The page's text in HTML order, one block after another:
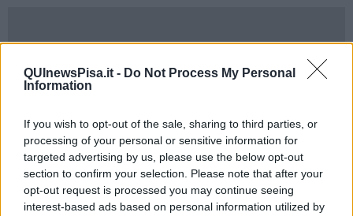
QUInewsPisa.it - Do Not Process My Personal
Information
If you wish to opt-out of the sale, sharing to third parties, or
processing of your personal or sensitive information for
targeted advertising by us, please use the below opt-out
section to confirm your selection. Please note that after your
opt-out request is processed you may continue seeing
interest-based ads based on personal information utilized by
PISA —Centinaia di persone sono scese in piazza in città
presidio si è svolto nel pomeriggio del 2 Marzo,dopo i
bombardamenti congiunti su Teheran del 28 Febbraio, che
secondo i promotori segnano una nuova fase di escalation in Medio
Oriente.
Neglistriscionicomparsi si legge: "no all'aggressione imperialista
all'Iran! Usa e Israele stati terroristi no al governo Meloni! 14 marzo